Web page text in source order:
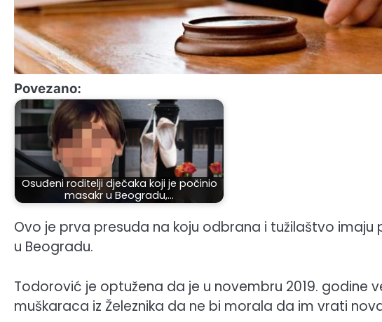
Povezano:
Osuđeni roditelji dječaka koji je počinio
masakr u Beogradu,…
Ovo je prva presuda na koju odbrana i tužilaštvo
u Beogradu.
Todorović je optužena da je u novembru 2019. godine
muškaraca iz Železnika da ne bi morala da im vrati